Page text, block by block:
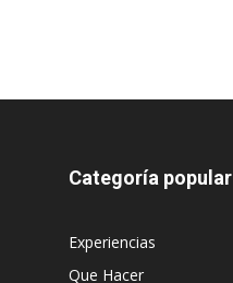
Categoría popular
Experiencias
Que Hacer